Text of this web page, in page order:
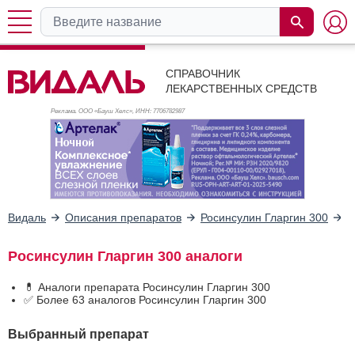
СПРАВОЧНИК
ЛЕКАРСТВЕННЫХ СРЕДСТВ
Реклама. ООО «Бауш Хелс», ИНН: 7706782987
Видаль Описания препаратов Росинсулин Гларгин 300
Росинсулин Гларгин 300 аналоги
💊 Аналоги препарата Росинсулин Гларгин 300
✅ Более 63 аналогов Росинсулин Гларгин 300
Выбранный препарат